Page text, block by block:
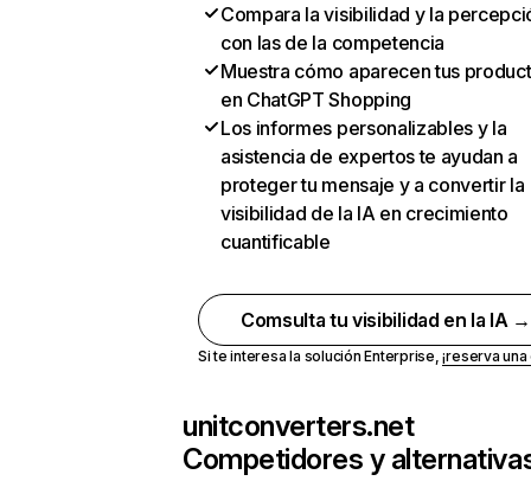
Compara la visibilidad y la
con las de la competencia
Muestra cómo aparecen tus
en ChatGPT Shopping
Los informes personalizables y la
asistencia de expertos te ayudan a
proteger tu mensaje y a convertir la
visibilidad de la IA en crecimiento
cuantificable
Comsulta tu visibilidad en la IA →
Si te interesa la solución Enterprise,¡reserva
unitconverters.net
Competidores y